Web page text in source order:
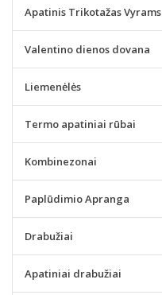
Apatinis Trikotažas Vyrams
Valentino dienos dovana
Liemenėlės
Termo apatiniai rūbai
Kombinezonai
Paplūdimio Apranga
Drabužiai
Apatiniai drabužiai